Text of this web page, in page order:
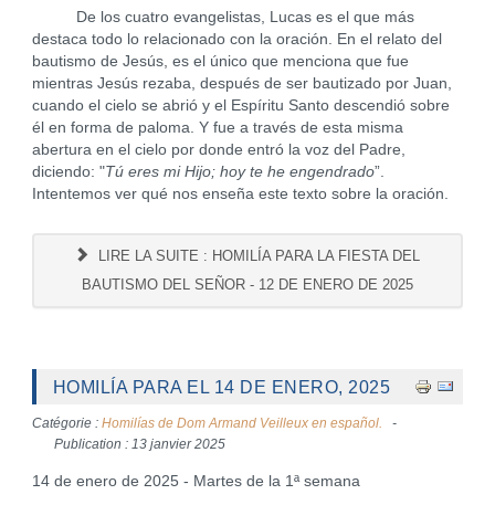
De los cuatro evangelistas, Lucas es el que más
destaca todo lo relacionado con la oración. En el relato del
bautismo de Jesús, es el único que menciona que fue
mientras Jesús rezaba, después de ser bautizado por Juan,
cuando el cielo se abrió y el Espíritu Santo descendió sobre
él en forma de paloma. Y fue a través de esta misma
abertura en el cielo por donde entró la voz del Padre,
diciendo: "Tú eres mi Hijo; hoy te he engendrado”.
Intentemos ver qué nos enseña este texto sobre la oración.
LIRE LA SUITE : HOMILÍA PARA LA FIESTA DEL
BAUTISMO DEL SEÑOR - 12 DE ENERO DE 2025
HOMILÍA PARA EL 14 DE ENERO, 2025
Catégorie : Homilías de Dom Armand Veilleux en español.
Publication : 13 janvier 2025
14 de enero de 2025 - Martes de la 1ª semana